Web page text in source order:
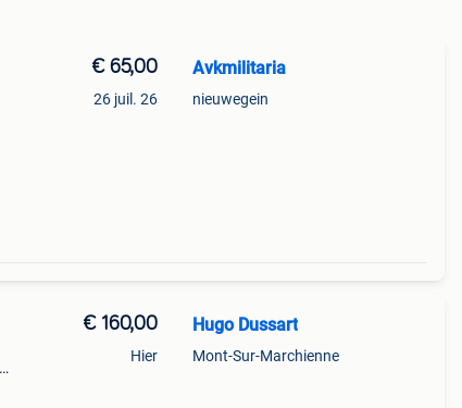
€ 65,00
26 juil. 26
Avkmilitaria
nieuwegein
€ 160,00
Hier
Hugo Dussart
Mont-Sur-Marchienne